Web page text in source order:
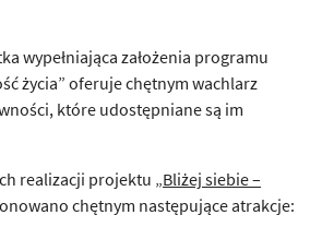
wypełniająca założenia programu
życia” oferuje chętnym wachlarz
które udostępniane są im
realizacji projektu „Bliżej siebie –
chętnym następujące atrakcje: